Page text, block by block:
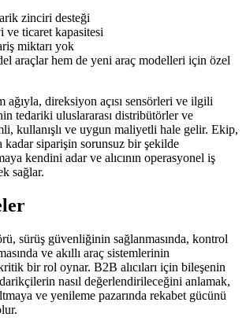
zinciri desteği
ve ticaret kapasitesi
miktarı yok
araçlar hem de yeni araç modelleri için özel
ağıyla, direksiyon açısı sensörleri ve ilgili
tedariki uluslararası distribütörler ve
kullanışlı ve uygun maliyetli hale gelir. Ekip,
kadar siparişin sorunsuz bir şekilde
kendini adar ve alıcının operasyonel iş
sağlar.
sürüş güvenliğinin sağlanmasında, kontrol
ve akıllı araç sistemlerinin
bir rol oynar. B2B alıcıları için bileşenin
nasıl değerlendirileceğini anlamak,
ve yenileme pazarında rekabet gücünü